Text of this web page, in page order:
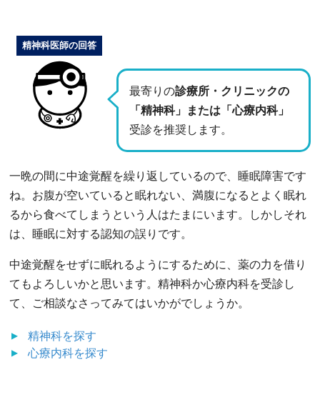
最寄りの診療所・クリニックの
「精神科」または「心療内科」
受診を推奨します。
精神科医師の回答
一晩の間に中途覚醒を繰り返しているので、睡眠障害です
ね。お腹が空いていると眠れない、満腹になるとよく眠れ
るから食べてしまうという人はたまにいます。しかしそれ
は、睡眠に対する認知の誤りです。
中途覚醒をせずに眠れるようにするために、薬の力を借り
てもよろしいかと思います。精神科か心療内科を受診し
て、ご相談なさってみてはいかがでしょうか。
精神科を探す
心療内科を探す